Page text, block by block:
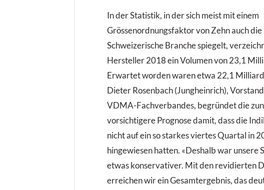
In der Statistik, in der sich meist mit einem
Grössenordnungsfaktor von Zehn auch die
Schweizerische Branche spiegelt,
Hersteller 2018 ein Volumen von 23,1
Erwartet worden waren etwa 22,1
Dieter Rosenbach (Jungheinrich),
VDMA-Fachverbandes, begründet die
vorsichtigere Prognose damit, dass die
nicht auf ein so starkes viertes Quartal in
hingewiesen hatten. «Deshalb war unsere
etwas konservativer. Mit den revidierten
erreichen wir ein Gesamtergebnis, das